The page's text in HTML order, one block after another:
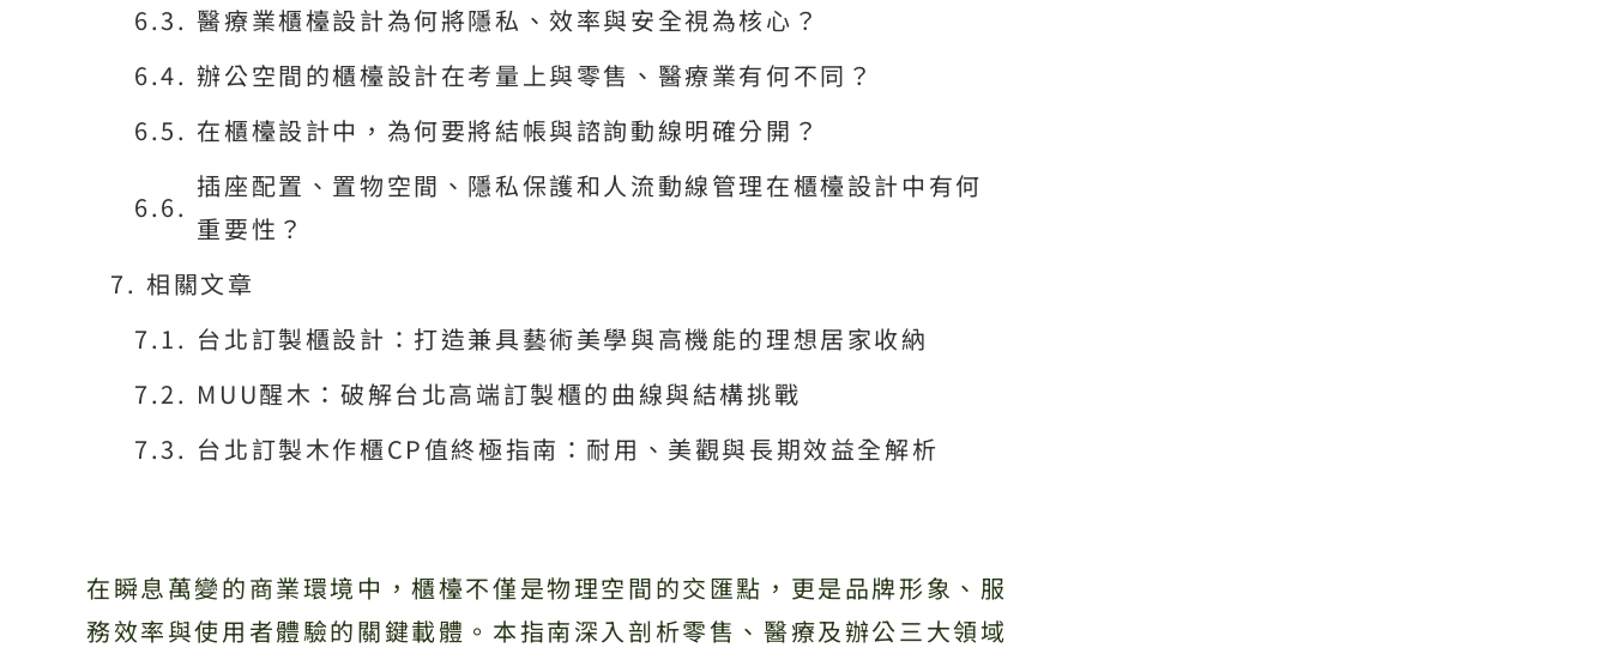
醫療業櫃檯設計為何將隱私、效率與安全視為核心？
辦公空間的櫃檯設計在考量上與零售、醫療業有何不同？
在櫃檯設計中，為何要將結帳與諮詢動線明確分開？
插座配置、置物空間、隱私保護和人流動線管理在櫃檯設計中有何
重要性？
相關文章
台北訂製櫃設計：打造兼具藝術美學與高機能的理想居家收納
MUU醒木：破解台北高端訂製櫃的曲線與結構挑戰
台北訂製木作櫃CP值終極指南：耐用、美觀與長期效益全解析
在瞬息萬變的商業環境中，櫃檯不僅是物理空間的交匯點，更是品牌形象、服
務效率與使用者體驗的關鍵載體。本指南深入剖析零售、醫療及辦公三大領域